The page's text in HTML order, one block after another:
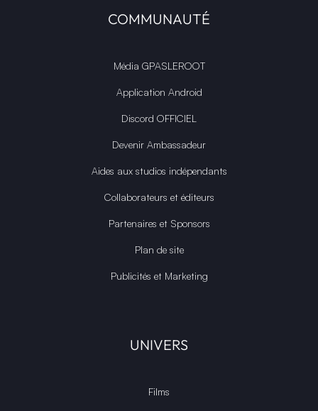
COMMUNAUTÉ
Média GPASLEROOT
Application Android
Discord OFFICIEL
Devenir Ambassadeur
Aides aux studios indépendants
Collaborateurs et éditeurs
Partenaires et Sponsors
Plan de site
Publicités et Marketing
UNIVERS
Films